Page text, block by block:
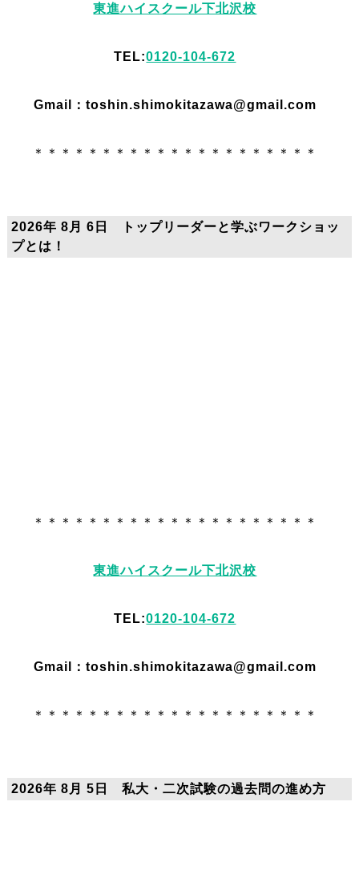
東進ハイスクール下北沢校
TEL:0120-104-672
Gmail：toshin.shimokitazawa@gmail.com
＊＊＊＊＊＊＊＊＊＊＊＊＊＊＊＊＊＊＊＊＊
2026年 8月 6日 トップリーダーと学ぶワークショッ
プとは！
＊＊＊＊＊＊＊＊＊＊＊＊＊＊＊＊＊＊＊＊＊
東進ハイスクール下北沢校
TEL:0120-104-672
Gmail：toshin.shimokitazawa@gmail.com
＊＊＊＊＊＊＊＊＊＊＊＊＊＊＊＊＊＊＊＊＊
2026年 8月 5日 私大・二次試験の過去問の進め方